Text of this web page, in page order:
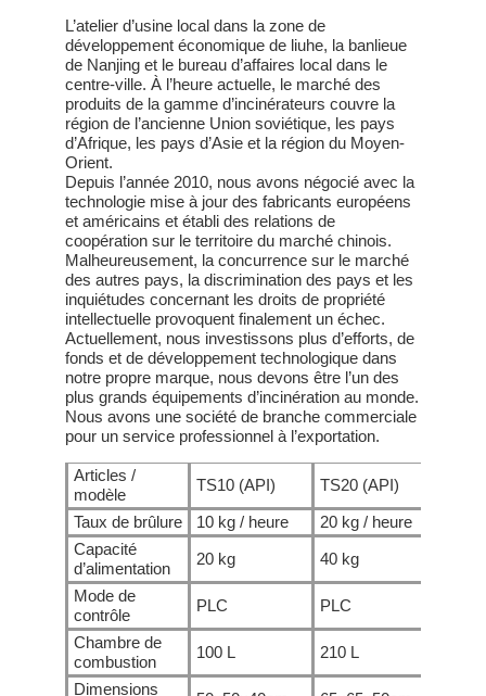
L’atelier d’usine local dans la zone de
développement économique de liuhe, la banlieue
de Nanjing et le bureau d’affaires local dans le
centre-ville. À l’heure actuelle, le marché des
produits de la gamme d’incinérateurs couvre la
région de l’ancienne Union soviétique, les pays
d’Afrique, les pays d’Asie et la région du Moyen-
Orient.
Depuis l’année 2010, nous avons négocié avec la
technologie mise à jour des fabricants européens
et américains et établi des relations de
coopération sur le territoire du marché chinois.
Malheureusement, la concurrence sur le marché
des autres pays, la discrimination des pays et les
inquiétudes concernant les droits de propriété
intellectuelle provoquent finalement un échec.
Actuellement, nous investissons plus d’efforts, de
fonds et de développement technologique dans
notre propre marque, nous devons être l’un des
plus grands équipements d’incinération au monde.
Nous avons une société de branche commerciale
pour un service professionnel à l’exportation.
Articles /
modèle
TS10 (API) TS20 (API)
Taux de brûlure
10 kg / heure 20 kg / heure
Capacité
d’alimentation
20 kg 40 kg
Mode de
contrôle
PLC PLC
Chambre de
combustion
100 L 210 L
Dimensions